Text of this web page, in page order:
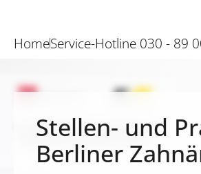
HomeService-Hotline 030 - 89
Stellen- und
Berliner